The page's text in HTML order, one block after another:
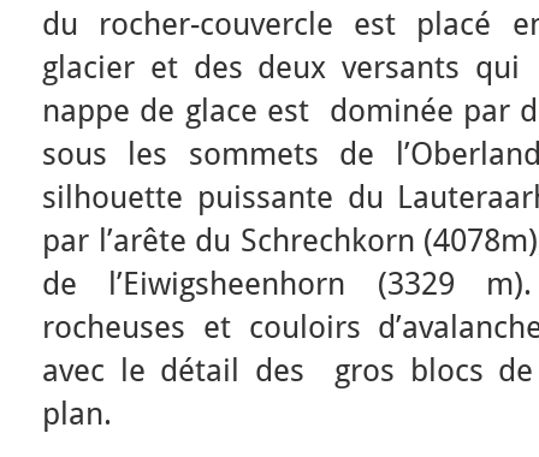
du rocher-couvercle est placé
glacier et des deux versants qui
nappe de glace est dominée par
sous les sommets de
silhouette puissante du
par l’arête du Schrechkorn
de l’Eiwigsheenhorn (3329
rocheuses et couloirs
avec le détail des gros blocs
plan.